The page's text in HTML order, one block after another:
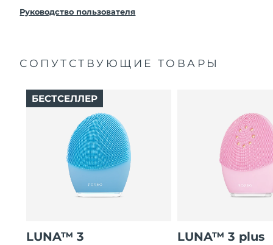
FOREO заменит его бесплатно.
Руководство пользователя
СОПУТСТВУЮЩИЕ ТОВАРЫ
LUNA™ 3
БЕСТСЕЛЛЕР
LUNA™ 3 plus